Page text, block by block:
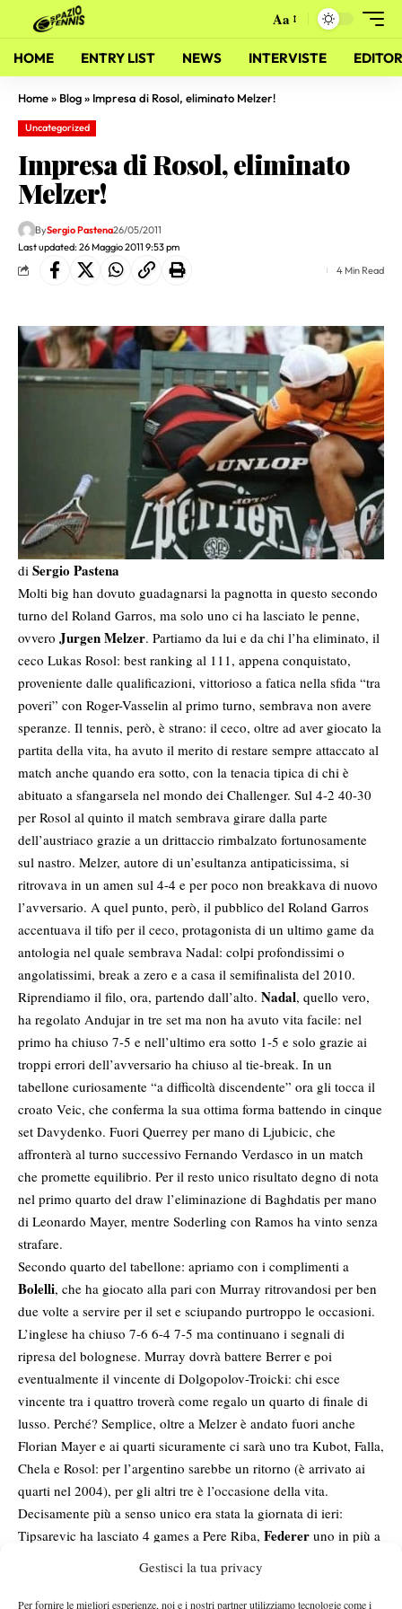
Gestisci la tua privacy
Per fornire le migliori esperienze, noi e i nostri partner utilizziamo tecnologie come i
Aa
HOME ENTRY LIST NEWS INTERVISTE
Home» Blog» Impresa di Rosol, eliminato Melzer!
Uncategorized
Impresa di Rosol, eliminato
Melzer!
Last updated: 26 Maggio 2011 9:53 pm
BySergio Pastena26/05/2011
4 Min Read
di Sergio Pastena
Molti big han dovuto guadagnarsi la pagnotta in questo secondo
turno del Roland Garros, ma solo uno ci ha lasciato le penne,
ovvero Jurgen Melzer. Partiamo da lui e da chi l’ha eliminato, il
ceco Lukas Rosol: best ranking al 111, appena conquistato,
proveniente dalle qualificazioni, vittorioso a fatica nella sfida “tra
poveri” con Roger-Vasselin al primo turno, sembrava non avere
speranze. Il tennis, però, è strano: il ceco, oltre ad aver giocato la
partita della vita, ha avuto il merito di restare sempre attaccato al
match anche quando era sotto, con la tenacia tipica di chi è
abituato a sfangarsela nel mondo dei Challenger. Sul 4-2 40-30
per Rosol al quinto il match sembrava girare dalla parte
dell’austriaco grazie a un drittaccio rimbalzato fortunosamente
sul nastro. Melzer, autore di un’esultanza antipaticissima, si
ritrovava in un amen sul 4-4 e per poco non breakkava di nuovo
l’avversario. A quel punto, però, il pubblico del Roland Garros
accentuava il tifo per il ceco, protagonista di un ultimo game da
antologia nel quale sembrava Nadal: colpi profondissimi o
angolatissimi, break a zero e a casa il semifinalista del 2010.
Riprendiamo il filo, ora, partendo dall’alto. Nadal, quello vero,
ha regolato Andujar in tre set ma non ha avuto vita facile: nel
primo ha chiuso 7-5 e nell’ultimo era sotto 1-5 e solo grazie ai
troppi errori dell’avversario ha chiuso al tie-break. In un
tabellone curiosamente “a difficoltà discendente” ora gli tocca il
croato Veic, che conferma la sua ottima forma battendo in cinque
set Davydenko. Fuori Querrey per mano di Ljubicic, che
affronterà al turno successivo Fernando Verdasco in un match
che promette equilibrio. Per il resto unico risultato degno di nota
nel primo quarto del draw l’eliminazione di Baghdatis per mano
di Leonardo Mayer, mentre Soderling con Ramos ha vinto senza
strafare.
Secondo quarto del tabellone: apriamo con i complimenti a
Bolelli, che ha giocato alla pari con Murray ritrovandosi per ben
due volte a servire per il set e sciupando purtroppo le occasioni.
L’inglese ha chiuso 7-6 6-4 7-5 ma continuano i segnali di
ripresa del bolognese. Murray dovrà battere Berrer e poi
eventualmente il vincente di Dolgopolov-Troicki: chi esce
vincente tra i quattro troverà come regalo un quarto di finale di
lusso. Perché? Semplice, oltre a Melzer è andato fuori anche
Florian Mayer e ai quarti sicuramente ci sarà uno tra Kubot, Falla,
Chela e Rosol: per l’argentino sarebbe un ritorno (è arrivato ai
quarti nel 2004), per gli altri tre è l’occasione della vita.
Decisamente più a senso unico era stata la giornata di ieri:
Tipsarevic ha lasciato 4 games a Pere Riba, Federer uno in più a
Hanescu (che però si è ritirato), Del Potro, Ferrer e Wawrinka ne
han ceduti 9 rispettivamente contro Kavcic, Schoorel e